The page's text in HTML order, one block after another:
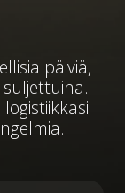
päiviä,